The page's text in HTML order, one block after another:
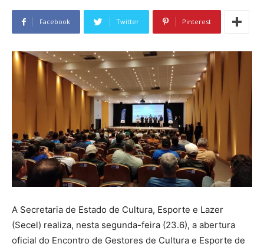
Facebook Twitter Pinterest
A Secretaria de Estado de Cultura, Esporte e Lazer
(Secel) realiza, nesta segunda-feira (23.6), a abertura
oficial do Encontro de Gestores de Cultura e Esporte de